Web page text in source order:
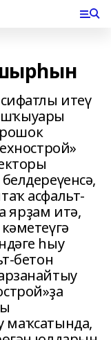
итеү
асфальт-
ярҙам итә,
һыу
бетон
маҡсатында,